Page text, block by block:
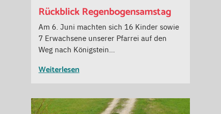
Rückblick Regenbogensamstag
Am 6. Juni machten sich 16 Kinder sowie
7 Erwachsene unserer Pfarrei auf den
Weg nach Königstein…
Weiterlesen